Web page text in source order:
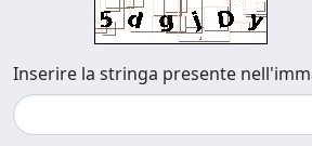
Inserire la stringa presente